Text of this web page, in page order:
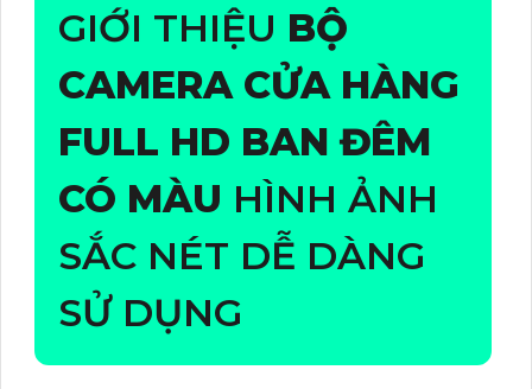
GIỚI THIỆU BỘ
CAMERA CỬA HÀNG
FULL HD BAN ĐÊM
CÓ MÀU HÌNH ẢNH
SẮC NÉT DỄ DÀNG
SỬ DỤNG